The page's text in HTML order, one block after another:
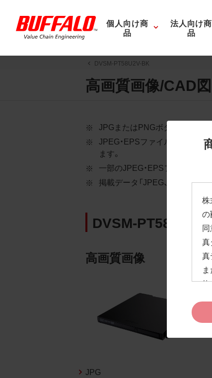
個人向け商
品
法人向け商
品
DVSM-PT58U2V-BK
高画質画像/CAD
株
の
真
真
約
お
JPGまたはPNGボタンを押す
JPEG・EPSファイルにはパス
ます。
一部のJPEG・EPSファイルに
掲載データ「JPEG、PNG : 低
DVSM-PT58U2V-
高画質画像
JPG